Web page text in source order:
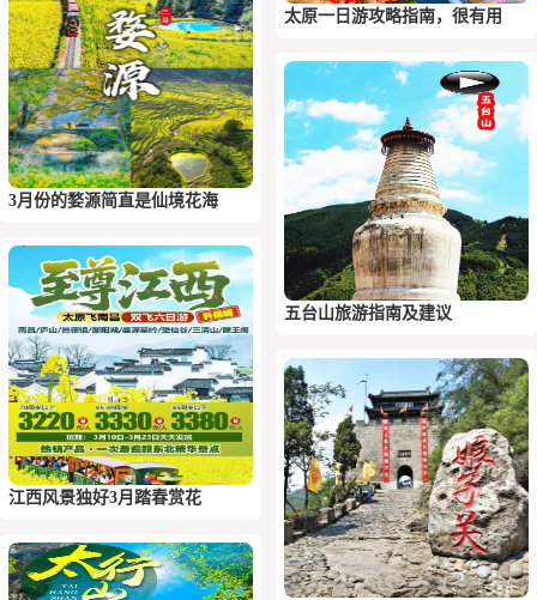
3月份的婺源简直是仙境花海
江西风景独好3月踏春赏花
太原一日游攻略指南，很有用
五台山旅游指南及建议